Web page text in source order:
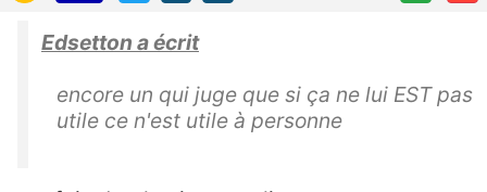
Edsetton a écrit
encore un qui juge que si ça ne lui EST pas
utile ce n'est utile à personne